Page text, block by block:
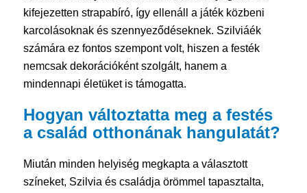
kifejezetten strapabíró, így ellenáll a játék közbeni
karcolásoknak és szennyeződéseknek. Szilviáék
számára ez fontos szempont volt, hiszen a festék
nemcsak dekorációként szolgált, hanem a
mindennapi életüket is támogatta.
Hogyan változtatta meg a festés
a család otthonának hangulatát?
Miután minden helyiség megkapta a választott
színeket, Szilvia és családja örömmel tapasztalta,